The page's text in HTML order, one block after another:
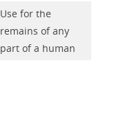
Use for the
remains of any
part of a human